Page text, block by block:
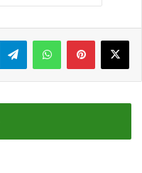
ایکس پینتریستواتس آپ